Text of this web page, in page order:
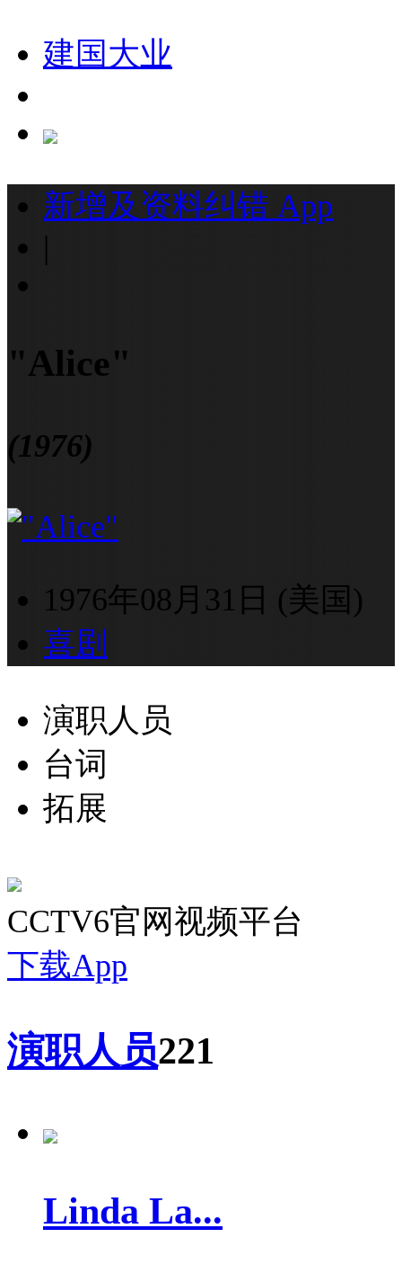
建国大业
新增及资料纠错 App
|
"Alice"
(1976)
1976年08月31日 (美国)
喜剧
演职人员
台词
拓展
CCTV6官网视频平台
下载App
演职人员221
Linda La...